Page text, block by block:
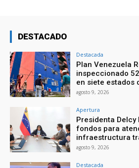
DESTACADO
Destacada
Plan Venezuela
inspeccionado
en siete estados
agosto 9, 2026
Apertura
Presidenta Delcy
fondos para
infraestructura
agosto 9, 2026
Destacada